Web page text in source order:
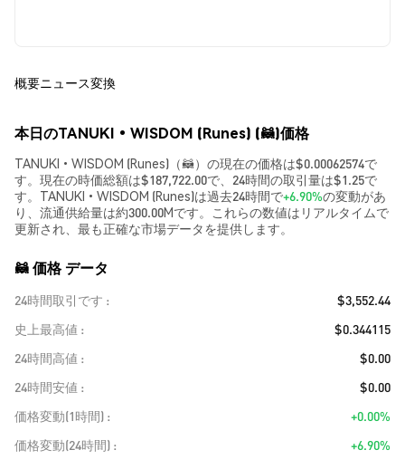
概要ニュース変換
本日のTANUKI•WISDOM (Runes) (🦝)価格
TANUKI•WISDOM (Runes)（🦝）の現在の価格は$0.00062574で
す。現在の時価総額は$187,722.00で、24時間の取引量は$1.25で
す。TANUKI•WISDOM (Runes)は過去24時間で+6.90%の変動があ
り、流通供給量は約300.00Mです。これらの数値はリアルタイムで
更新され、最も正確な市場データを提供します。
🦝 価格 データ
24時間取引です
$3,552.44
史上最高値
$0.344115
24時間高値
$0.00
24時間安値
$0.00
価格変動(1時間)
+0.00%
価格変動(24時間)
+6.90%